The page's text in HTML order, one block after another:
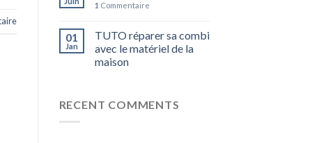
1 Commentaire
01
Jan
TUTO réparer sa combi
avec le matériel de la
maison
RECENT COMMENTS